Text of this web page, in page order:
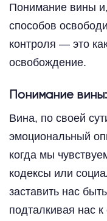
Понимание вины
способов
контроля — это
освобождение.
Понимание
Вина, по своей
эмоциональный
когда мы
кодексы или
заставить нас
подталкивая нас